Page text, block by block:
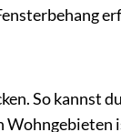
So kannst